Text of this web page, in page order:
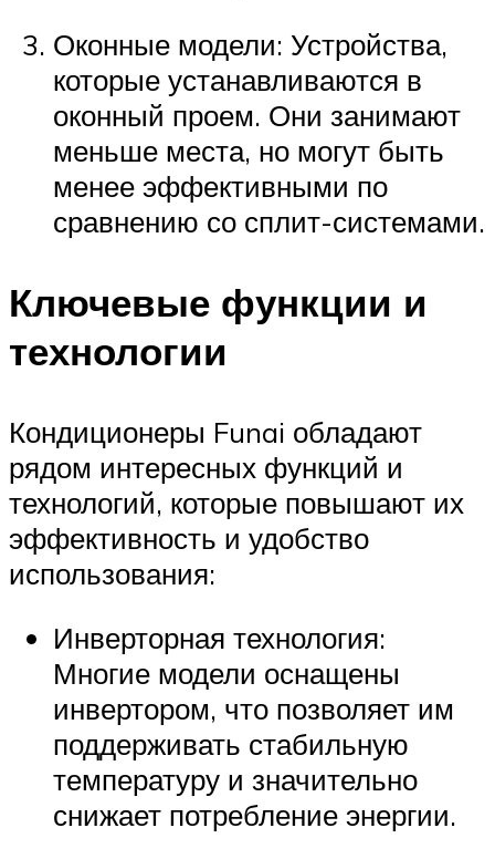
Оконные модели: Устройства,
которые устанавливаются в
оконный проем. Они занимают
меньше места, но могут быть
менее эффективными по
сравнению со сплит-системами.
Ключевые функции и
технологии
Кондиционеры Funai обладают
рядом интересных функций и
технологий, которые повышают их
эффективность и удобство
использования:
Инверторная технология:
Многие модели оснащены
инвертором, что позволяет им
поддерживать стабильную
температуру и значительно
снижает потребление энергии.